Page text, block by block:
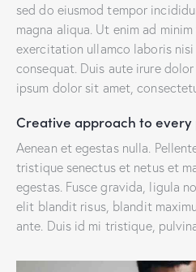
sed do eiusmod tempor
magna aliqua. Ut enim ad
exercitation ullamco laboris
consequat. Duis aute irure
ipsum dolor sit amet,
Creative approach to
Aenean et egestas nulla.
tristique senectus et netus et
egestas. Fusce gravida, ligula
elit blandit risus, blandit
ante. Duis id mi tristique,